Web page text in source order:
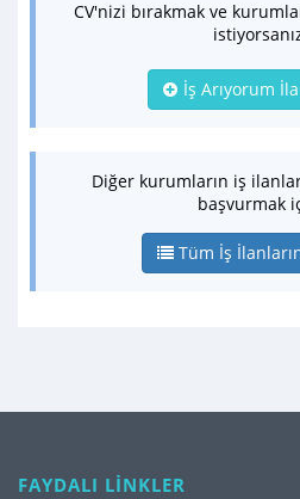
CV'nizi bırakmak ve
İş Arıyorum
Diğer kurumların iş
başvurmak
Tüm İş
FAYDALI LİNKLER